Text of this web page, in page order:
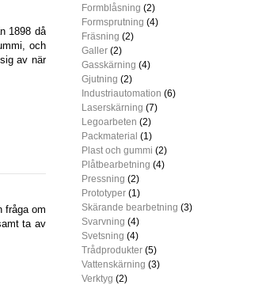
1898 då
och
av när
fråga om
ta av
Formblåsning (2)
Formsprutning (4)
Fräsning (2)
Galler (2)
Gasskärning (4)
Gjutning (2)
Industriautomation (6)
Laserskärning (7)
Legoarbeten (2)
Packmaterial (1)
Plast och gummi (2)
Plåtbearbetning (4)
Pressning (2)
Prototyper (1)
Skärande bearbetning (3)
Svarvning (4)
Svetsning (4)
Trådprodukter (5)
Vattenskärning (3)
Verktyg (2)